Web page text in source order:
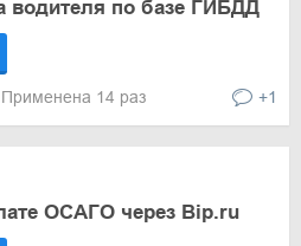
водителя по базе ГИБДД
Применена 14 раз +1
ОСАГО через Bip.ru